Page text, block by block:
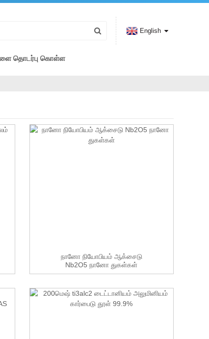
தொடர்பு கொள்ள
English
நானோ நியோபியம் ஆக்சைடு
Nb2O5 நானோ துகள்கள்